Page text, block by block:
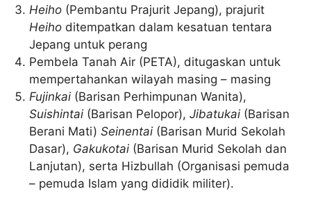
Heiho (Pembantu Prajurit Jepang), prajurit
Heiho ditempatkan dalam kesatuan tentara
Jepang untuk perang
Pembela Tanah Air (PETA), ditugaskan untuk
mempertahankan wilayah masing – masing
Fujinkai (Barisan Perhimpunan Wanita),
Suishintai (Barisan Pelopor),Jibatukai (Barisan
Berani Mati)Seinentai (Barisan Murid Sekolah
Dasar), Gakukotai (Barisan Murid Sekolah dan
Lanjutan), serta Hizbullah (Organisasi pemuda
– pemuda Islam yang dididik militer).